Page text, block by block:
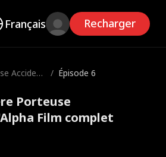
Français Recharger
Accident
/ Épisode 6
Porteuse
Film complet